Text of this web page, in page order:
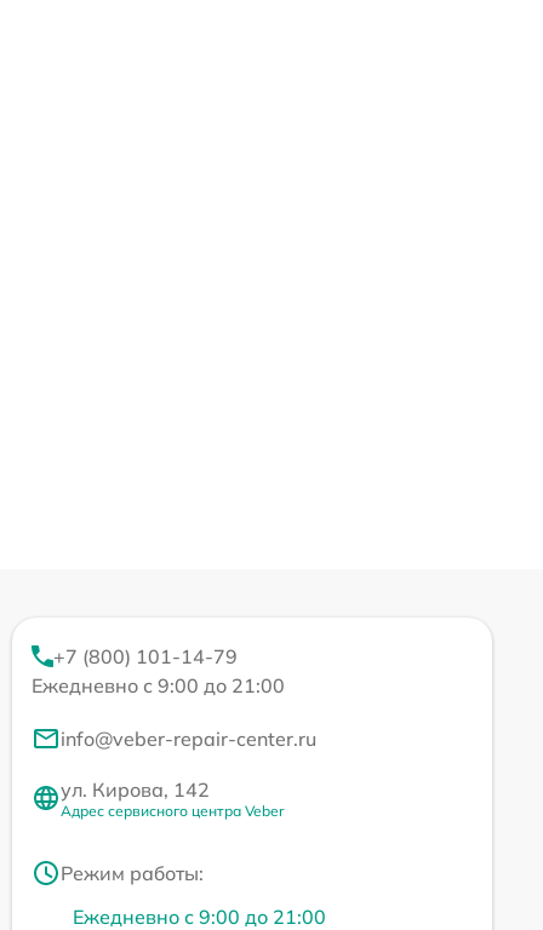
+7 (800) 101-14-79
Ежедневно с 9:00 до 21:00
info@veber-repair-center.ru
ул. Кирова, 142
Адрес сервисного центра Veber
Режим работы:
Ежедневно с 9:00 до 21:00